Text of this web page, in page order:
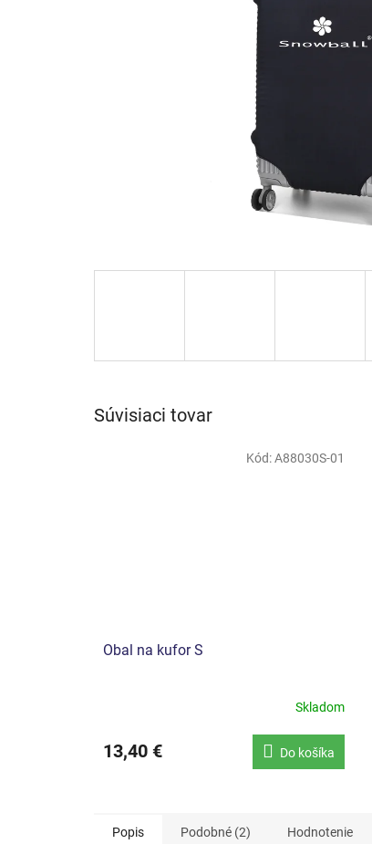
Súvisiaci tovar
Obal na kufor S
Skladom
13,40 € Do košíka
Kód:A88030S-01
Popis Podobné (2) Hodnotenie